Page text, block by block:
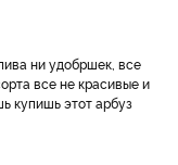
ни удобршек, все
все не красивые и
купишь этот арбуз